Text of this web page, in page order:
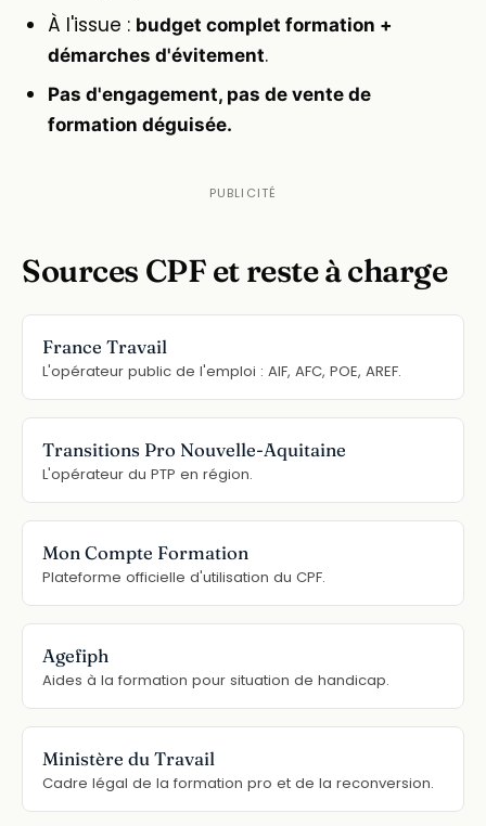
À l'issue : budget complet formation +
démarches d'évitement.
Pas d'engagement, pas de vente de
formation déguisée.
Sources CPF et reste à charge
France Travail
L'opérateur public de l'emploi : AIF, AFC, POE, AREF.
Transitions Pro Nouvelle-Aquitaine
L'opérateur du PTP en région.
Mon Compte Formation
Plateforme officielle d'utilisation du CPF.
Agefiph
Aides à la formation pour situation de handicap.
Ministère du Travail
Cadre légal de la formation pro et de la reconversion.